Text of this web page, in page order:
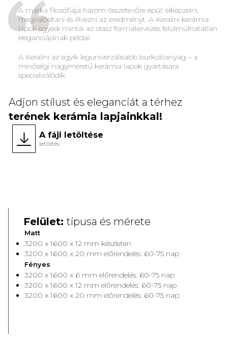
A márka filozófiája három összetevőre épül: elképzelni,
megvalósítani és élvezni az eredményt. A Keralini kerámia
lapok egyedi mintái az olasz formatervezés felülmúlhatatlan
eleganciájának példái.
A Keralini az egyik leguniverzálisabb burkolóanyag – a
minőségi nagyméretű kerámia lapok gyártására
specializálódik.
Adjon stílust és eleganciát a térhez
terének kerámia lapjainkkal!
A fájl letöltése
letöltés
Felület: típusa és mérete
Matt
3200 x 1600 x 12 mm készleten
3200 x 1600 x 20 mm előrendelés: 60-75 nap
Fényes
3200 x 1600 x 6 mm előrendelés: 60-75 nap
3200 x 1600 x 12 mm előrendelés: 60-75 nap
3200 x 1600 x 20 mm előrendelés: 60-75 nap